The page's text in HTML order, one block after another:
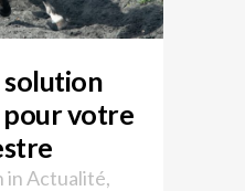
solution
pour votre
in Actualité,